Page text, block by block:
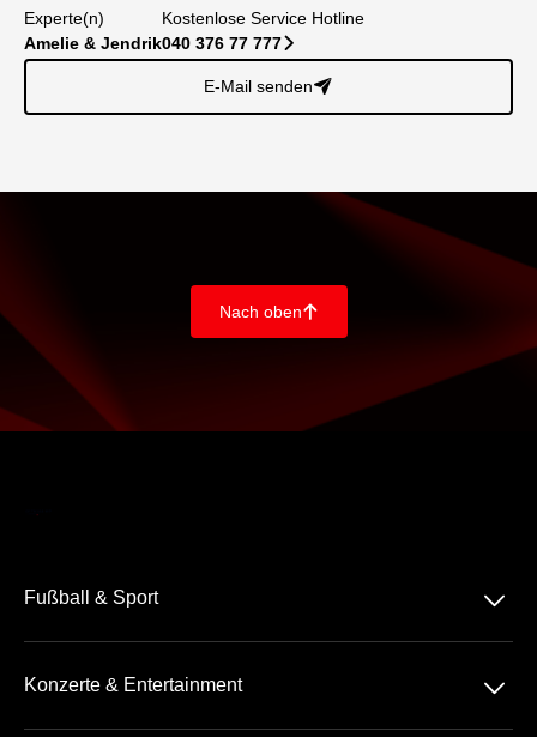
Experte(n)
Amelie & Jendrik
Kostenlose Service Hotline
040 376 77 777􀆊
E-Mail senden􀈠
Nach oben􀄨
Fußball & Sport 􀆈
Konzerte & Entertainment 􀆈